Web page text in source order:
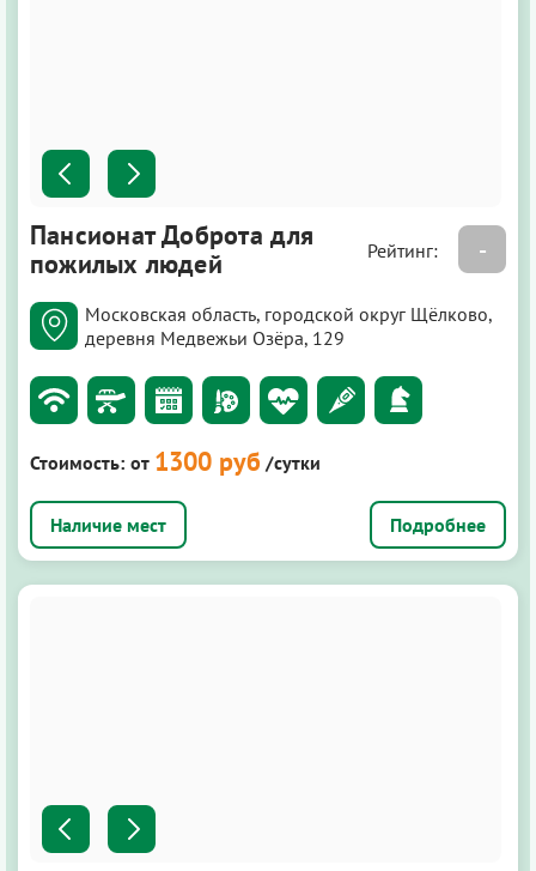
Пансионат Доброта для
пожилых людей
Рейтинг: -
Московская область, городской округ Щёлково,
деревня Медвежьи Озёра, 129
Стоимость: от 1300 руб /сутки
Подробнее